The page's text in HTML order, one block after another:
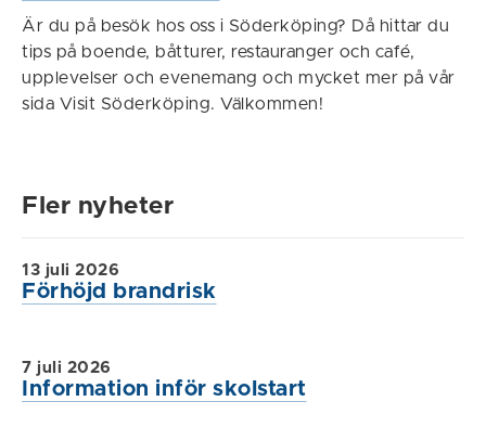
Är du på besök hos oss i Söderköping? Då hittar du
tips på boende, båtturer, restauranger och café,
upplevelser och evenemang och mycket mer på vår
sida Visit Söderköping. Välkommen!
Fler nyheter
Förhöjd brandrisk
13 juli 2026
Information inför skolstart
7 juli 2026